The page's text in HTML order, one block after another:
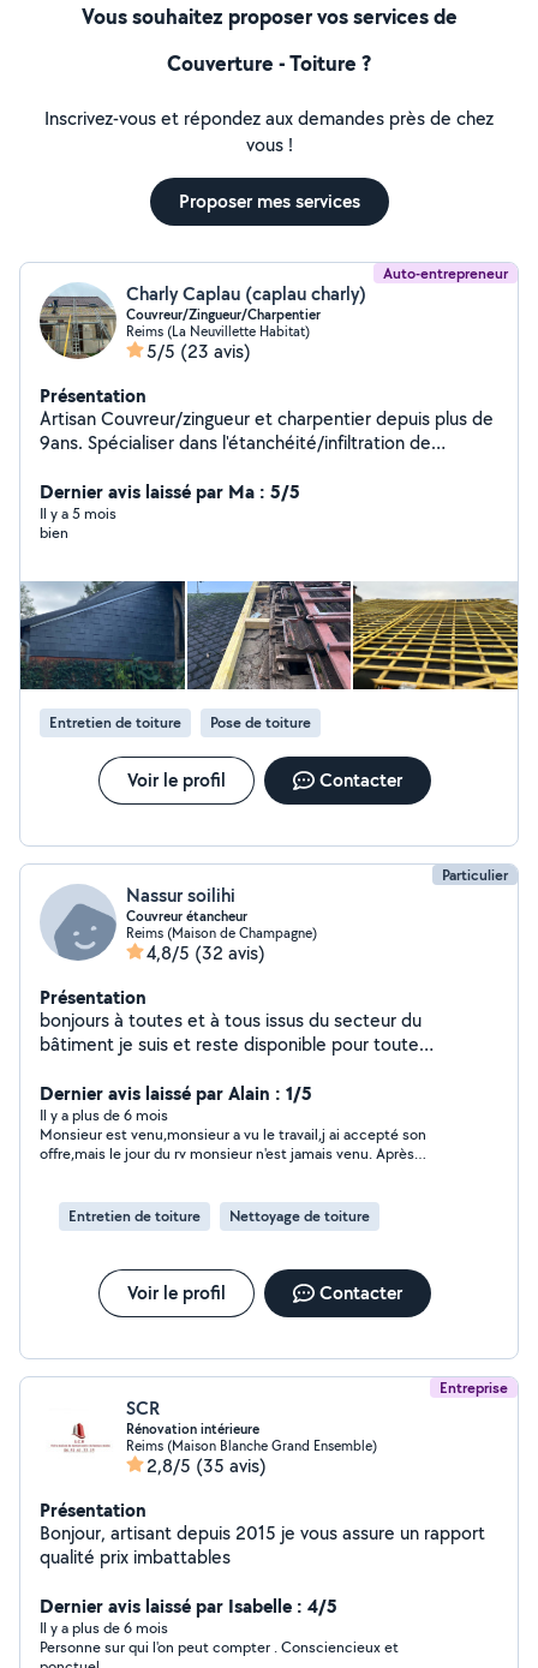
Vous souhaitez proposer vos services de
Couverture - Toiture ?
Inscrivez-vous et répondez aux demandes près de chez
vous !
Proposer mes services
Auto-entrepreneur
Charly Caplau (caplau charly)
Couvreur/Zingueur/Charpentier
Reims (La Neuvillette Habitat)
5/5 (23 avis)
Présentation
Artisan Couvreur/zingueur et charpentier depuis plus de
9ans. Spécialiser dans l'étanchéité/infiltration de
réparation comme des plus gros travaux Professionnel
et sérieux Tuiles / ardoise / Zinc / bac acier etc.. Tarif
raisonnable et suivie personnalisé
Dernier avis laissé par Ma : 5/5
Il y a 5 mois
bien
Entretien de toiture Pose de toiture
Voir le profil Contacter
Particulier
Nassur soilihi
Couvreur étancheur
Reims (Maison de Champagne)
4,8/5 (32 avis)
Présentation
bonjours à toutes et à tous issus du secteur du
bâtiment je suis et reste disponible pour toute
merci et à très bientôt.
Dernier avis laissé par Alain : 1/5
Il y a plus de 6 mois
Monsieur est venu,monsieur a vu le travail,j ai accepté son
offre,mais le jour du rv monsieur n'est jamais venu. Après
Entretien de toiture
Nettoyage de toiture
Voir le profil Contacter
Entreprise
SCR
Rénovation intérieure
Reims (Maison Blanche Grand Ensemble)
2,8/5 (35 avis)
Présentation
Bonjour, artisant depuis 2015 je vous assure un rapport
qualité prix imbattables
Dernier avis laissé par Isabelle : 4/5
Il y a plus de 6 mois
Personne sur qui l'on peut compter . Consciencieux et